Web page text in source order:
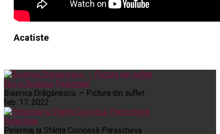
Acatiste
Noi și Biserica Pelerinaje
Biserica Drăgănescu – Pictura din suflet
feb. 17, 2022
Pelerinaje
Pelerinaj la Sfânta Cuvioasă Parascheva